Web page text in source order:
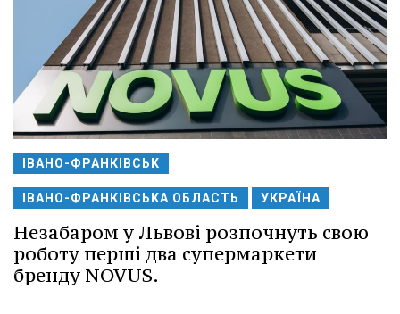
ІВАНО-ФРАНКІВСЬК
ІВАНО-ФРАНКІВСЬКА ОБЛАСТЬ УКРАЇНА
Незабаром у Львові розпочнуть свою
роботу перші два супермаркети
бренду NOVUS.